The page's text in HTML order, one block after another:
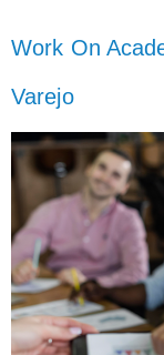
Work On
Varejo